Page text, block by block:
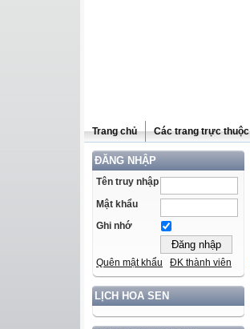
Trang chủ Các trang trực thuộc
ĐĂNG NHẬP
Tên truy nhập
Mật khẩu
Ghi nhớ
Quên mật khẩu ĐK thành viên
LỊCH HOA SEN